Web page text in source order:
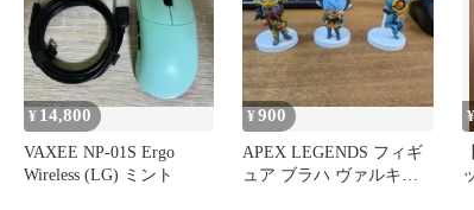
¥ 14,800
VAXEE NP-01S Ergo
Wireless (LG) ミント
¥900
APEX LEGENDS フィギ
ュア ブラハ ヴァルキリ
¥